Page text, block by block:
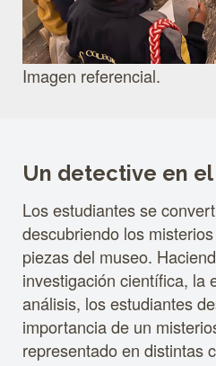
Imagen referencial.
Un detective en
Los estudiantes se
descubriendo los
piezas del museo.
investigación científica, la
análisis, los estudiantes
importancia de un
representado en distintas